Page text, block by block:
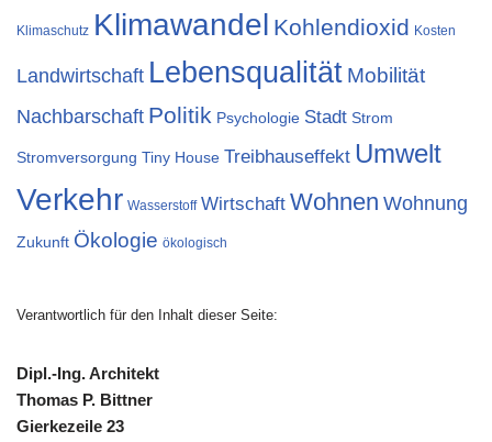
Klimaschutz Klimawandel Kohlendioxid Kosten
Landwirtschaft Lebensqualität Mobilität
Nachbarschaft Politik Psychologie Stadt Strom
Stromversorgung Tiny House Treibhauseffekt Umwelt
Verkehr Wasserstoff Wirtschaft Wohnen Wohnung
Zukunft Ökologie ökologisch
Verantwortlich für den Inhalt dieser Seite:
Dipl.-Ing. Architekt
Thomas P. Bittner
Gierkezeile 23